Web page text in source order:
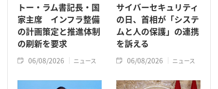
トー・ラム書記長・国
家主席 インフラ整備
の計画策定と推進体制
の刷新を要求
06/08/2026 ニュース
サイバーセキュリティ
の日、首相が「システ
ムと人の保護」の連携
を訴える
06/08/2026 ニュース